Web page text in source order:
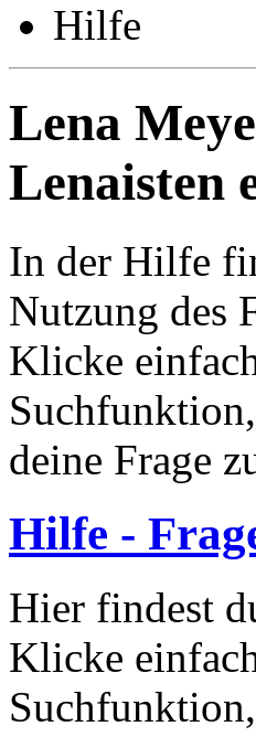
Hilfe
Lena
Lenaisten
In der Hilfe
Nutzung des
Klicke
deine Frage
Hilfe -
Hier findest
Klicke